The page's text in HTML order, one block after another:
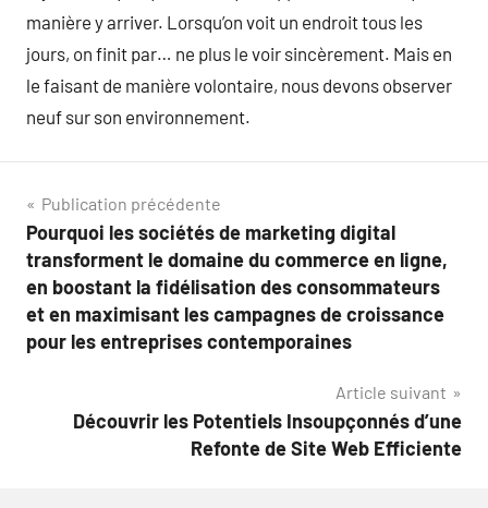
manière y arriver. Lorsqu’on voit un endroit tous les
jours, on finit par… ne plus le voir sincèrement. Mais en
le faisant de manière volontaire, nous devons observer
neuf sur son environnement.
Navigation
de
l’article
Publication précédente
Pourquoi les sociétés de marketing digital
transforment le domaine du commerce en ligne,
en boostant la fidélisation des consommateurs
et en maximisant les campagnes de croissance
pour les entreprises contemporaines
Article suivant
Découvrir les Potentiels Insoupçonnés d’une
Refonte de Site Web Efficiente